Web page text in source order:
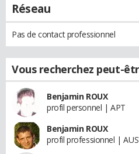
Réseau
Pas de contact professionnel
Vous recherchez peut-
Benjamin ROUX
profil personnel | APT
Benjamin ROUX
profil professionnel |